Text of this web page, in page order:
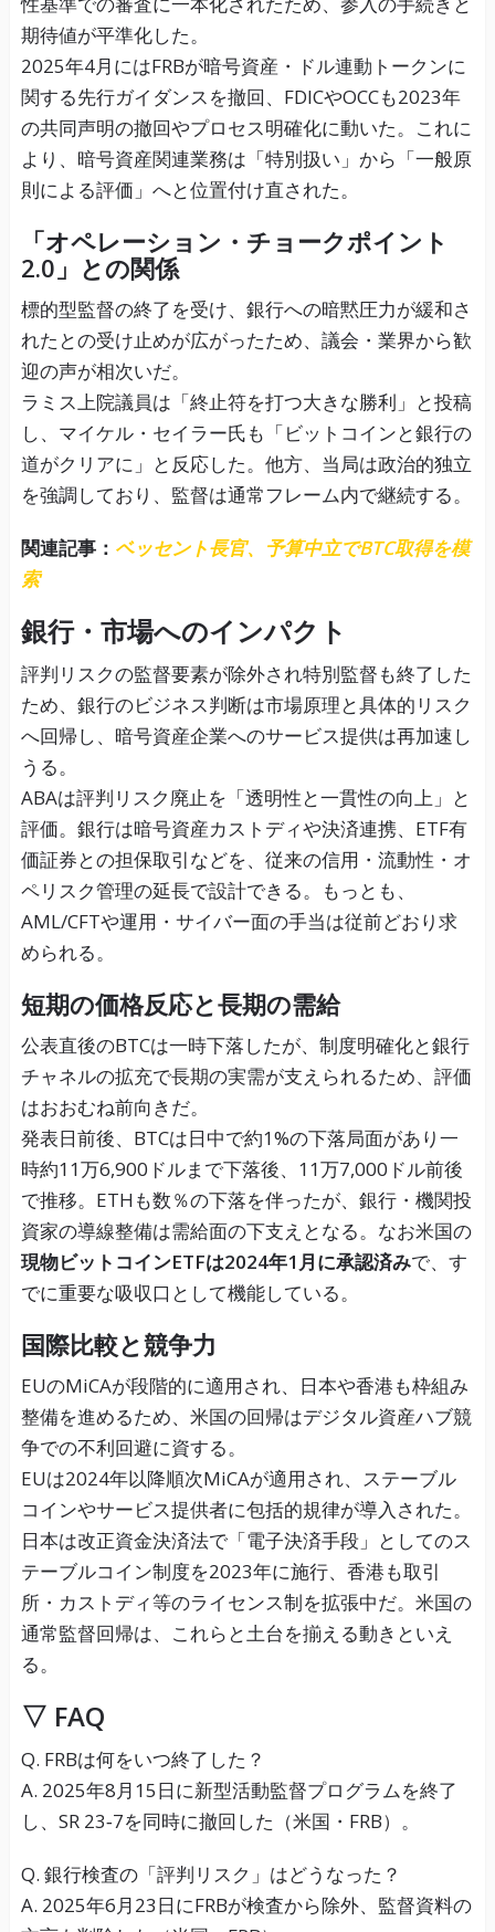
期待値が平準化した。
2025年4月にはFRBが暗号資産・ドル連動トークンに
関する先行ガイダンスを撤回、FDICやOCCも2023年
の共同声明の撤回やプロセス明確化に動いた。これに
より、暗号資産関連業務は「特別扱い」から「一般原
則による評価」へと位置付け直された。
「オペレーション・チョークポイント
2.0」との関係
標的型監督の終了を受け、銀行への暗黙圧力が緩和さ
れたとの受け止めが広がったため、議会・業界から歓
迎の声が相次いだ。
ラミス上院議員は「終止符を打つ大きな勝利」と投稿
し、マイケル・セイラー氏も「ビットコインと銀行の
道がクリアに」と反応した。他方、当局は政治的独立
を強調しており、監督は通常フレーム内で継続する。
関連記事： ベッセント長官、予算中立でBTC取得を模
索
銀行・市場へのインパクト
評判リスクの監督要素が除外され特別監督も終了した
ため、銀行のビジネス判断は市場原理と具体的リスク
へ回帰し、暗号資産企業へのサービス提供は再加速し
うる。
ABAは評判リスク廃止を「透明性と一貫性の向上」と
評価。銀行は暗号資産カストディや決済連携、ETF有
価証券との担保取引などを、従来の信用・流動性・オ
ペリスク管理の延長で設計できる。もっとも、
AML/CFTや運用・サイバー面の手当は従前どおり求
められる。
短期の価格反応と長期の需給
公表直後のBTCは一時下落したが、制度明確化と銀行
チャネルの拡充で長期の実需が支えられるため、評価
はおおむね前向きだ。
発表日前後、BTCは日中で約1%の下落局面があり一
時約11万6,900ドルまで下落後、11万7,000ドル前後
で推移。ETHも数％の下落を伴ったが、銀行・機関投
資家の導線整備は需給面の下支えとなる。なお米国の
現物ビットコインETFは2024年1月に承認済みで、す
でに重要な吸収口として機能している。
国際比較と競争力
EUのMiCAが段階的に適用され、日本や香港も枠組み
整備を進めるため、米国の回帰はデジタル資産ハブ競
争での不利回避に資する。
EUは2024年以降順次MiCAが適用され、ステーブル
コインやサービス提供者に包括的規律が導入された。
日本は改正資金決済法で「電子決済手段」としてのス
テーブルコイン制度を2023年に施行、香港も取引
所・カストディ等のライセンス制を拡張中だ。米国の
通常監督回帰は、これらと土台を揃える動きといえ
る。
▽ FAQ
Q. FRBは何をいつ終了した？
A. 2025年8月15日に新型活動監督プログラムを終了
し、SR 23‑7を同時に撤回した（米国・FRB）。
Q. 銀行検査の「評判リスク」はどうなった？
A. 2025年6月23日にFRBが検査から除外、監督資料の